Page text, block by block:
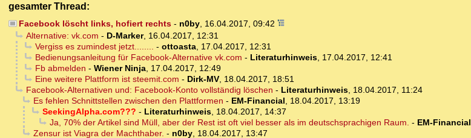
gesamter Thread:
Facebook löscht links, hofiert rechts- n0by, 16.04.2017, 09:42
Alternative: vk.com - D-Marker, 16.04.2017, 12:31
Vergiss es zumindest jetzt........ - ottoasta, 17.04.2017, 12:31
Bedienungsanleitung für Facebook-Alternative vk.com - Literaturhinweis, 17.04.2017, 12:41
Fb abmelden - Wiener Ninja, 17.04.2017, 12:49
Eine weitere Plattform ist steemit.com - Dirk-MV, 18.04.2017, 18:51
Facebook-Alternativen und: Facebook-Konto vollständig löschen - Literaturhinweis, 18.04.2017, 11:24
Es fehlen Schnittstellen zwischen den Plattformen - EM-Financial, 18.04.2017, 13:19
SeekingAlpha.com??? - Literaturhinweis, 18.04.2017, 14:37
Ja, 70% der Artikel sind Müll, aber der Rest ist oft viel besser als im deutschsprachigen Raum. - EM-Financial
Zensur ist Viagra der Machthaber. - n0by, 18.04.2017, 13:47